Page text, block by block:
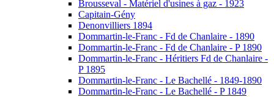
Brousseval - Matériel d'usines à gaz - 1923
Capitain-Gény
Denonvilliers 1894
Dommartin-le-Franc - Fd de Chanlaire - 1890
Dommartin-le-Franc - Fd de Chanlaire - P 1890
Dommartin-le-Franc - Héritiers Fd de Chanlaire -
P 1895
Dommartin-le-Franc - Le Bachellé - 1849-1890
Dommartin-le-Franc - Le Bachellé - P 1849